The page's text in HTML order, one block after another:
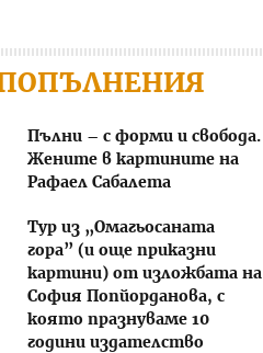
Пълни – с форми и свобода.
Жените в картините на
Рафаел Сабалета
Тур из „Омагьосаната
гора” (и още приказни
картини) от изложбата на
София Попйорданова, с
която празнуваме 10
години издателство